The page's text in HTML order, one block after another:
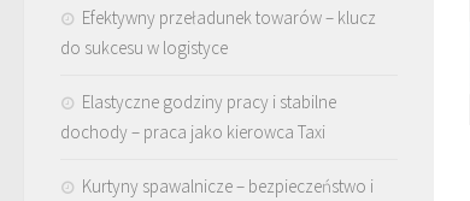
Efektywny przeładunek towarów – klucz
do sukcesu w logistyce
Elastyczne godziny pracy i stabilne
dochody – praca jako kierowca Taxi
Kurtyny spawalnicze – bezpieczeństwo i